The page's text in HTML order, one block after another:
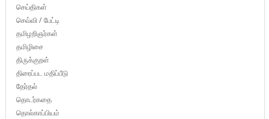
செய்திகள்
செவ்வி / பேட்டி
தமிழறிஞர்கள்
தமிழிசை
திருக்குறள்
திரைப்பட மதிப்பீடு
தேர்தல்
தொடர்கதை
தொல்காப்பியம்